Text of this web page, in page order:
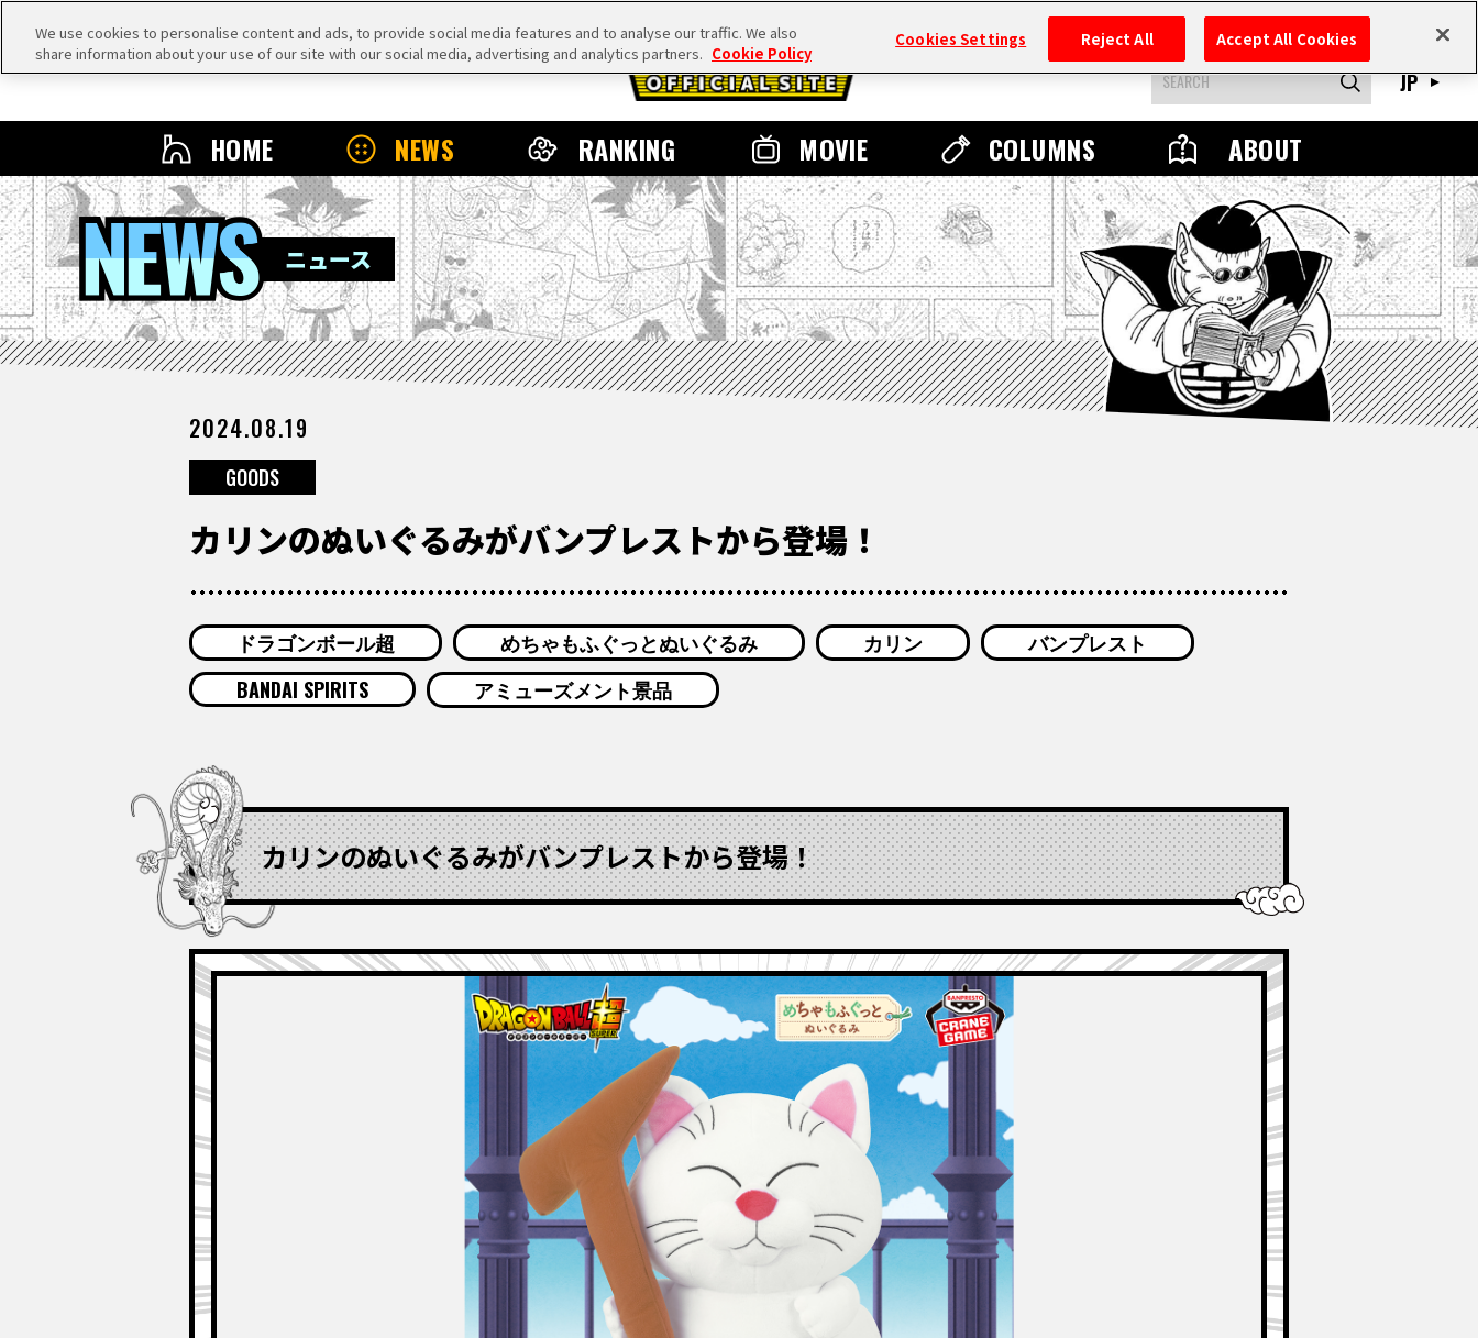
HOME NEWS RANKING MOVIE COLUMNS ABOUT
JP
NEWS
ニュース
2024.08.19
GOODS
カリンのぬいぐるみがバンプレストから登場！
ドラゴンボール超 めちゃもふぐっとぬいぐるみ カリン
バンプレスト
BANDAI SPIRITS
アミューズメント景品
カリンのぬいぐるみがバンプレストから登場！
We use cookies to personalise content and ads, to provide social media features and to analyse our traffic. We also
share information about your use of our site with our social media, advertising and analytics partners. Cookie Policy
Cookies Settings Reject All Accept All Cookies